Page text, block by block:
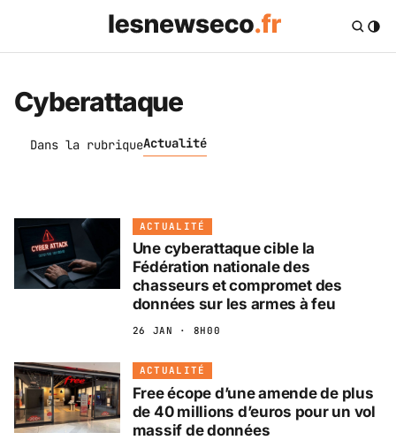
Cyberattaque
Dans la rubriqueActualité
ACTUALITÉ
Une cyberattaque cible la
Fédération nationale des
chasseurs et compromet des
données sur les armes à feu
26 JAN · 8H00
ACTUALITÉ
Free écope d’une amende de plus
de 40 millions d’euros pour un vol
massif de données